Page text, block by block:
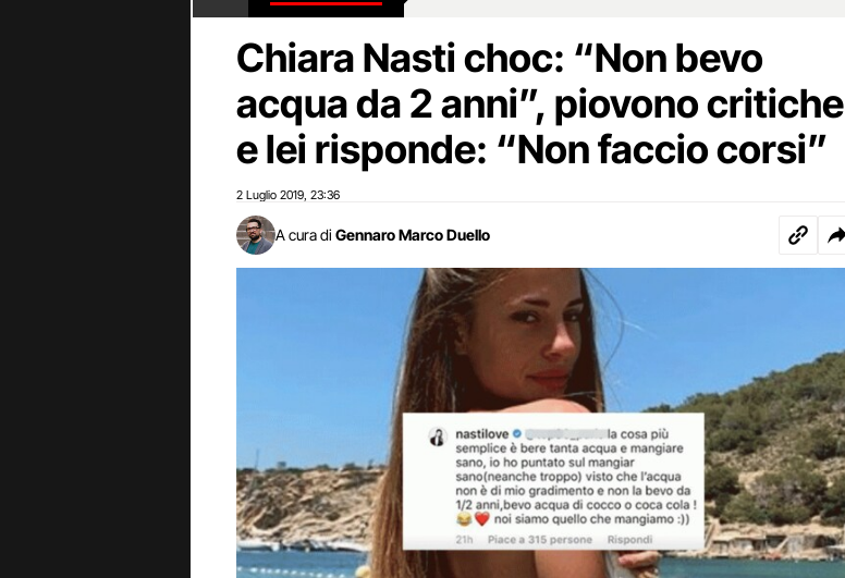
Chiara Nasti choc: “Non bevo
acqua da 2 anni”, piovono critiche
e lei risponde: “Non faccio corsi”
2 Luglio 2019 23:36
A cura di Gennaro Marco Duello